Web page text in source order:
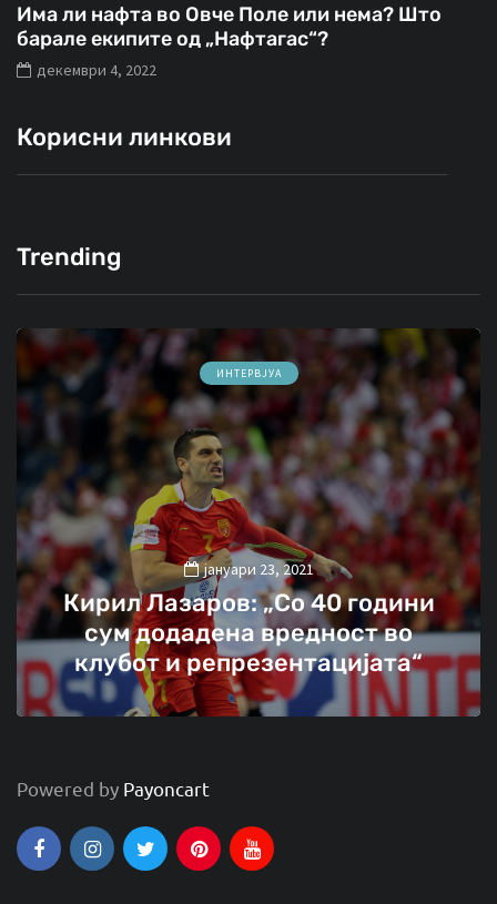
Има ли нафта во Овче Поле или нема? Што
барале екипите од „Нафтагас“?
декември 4, 2022
Корисни линкови
Trending
ИНТЕРВЈУА
јануари 23, 2021
Кирил Лазаров: „Со 40 години
сум додадена вредност во
клубот и репрезентацијата“
Powered by Payoncart